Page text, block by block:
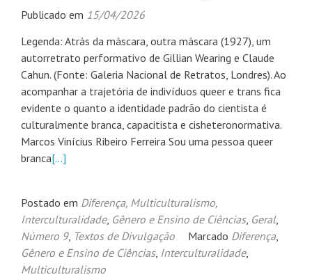
Publicado em 15/04/2026
Legenda: Atrás da máscara, outra máscara (1927), um
autorretrato performativo de Gillian Wearing e Claude
Cahun. (Fonte: Galeria Nacional de Retratos, Londres). Ao
acompanhar a trajetória de indivíduos queer e trans fica
evidente o quanto a identidade padrão do cientista é
culturalmente branca, capacitista e cisheteronormativa.
Marcos Vinícius Ribeiro Ferreira Sou uma pessoa queer
branca[…]
Postado em Diferença, Multiculturalismo,
Interculturalidade, Gênero e Ensino de Ciências, Geral,
Número 9, Textos de Divulgação Marcado Diferença,
Gênero e Ensino de Ciências, Interculturalidade,
Multiculturalismo